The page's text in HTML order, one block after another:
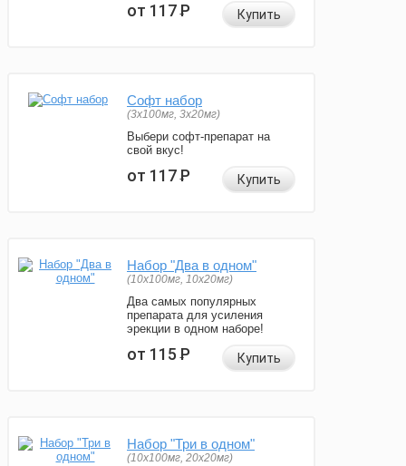
от 117Р Купить
Софт набор
(3x100мг, 3x20мг)
Выбери софт-препарат на
свой вкус!
от 117Р Купить
Набор "Два в одном"
(10x100мг, 10x20мг)
Два самых популярных
препарата для усиления
эрекции в одном наборе!
от 115Р Купить
Набор "Три в одном"
(10x100мг, 20x20мг)